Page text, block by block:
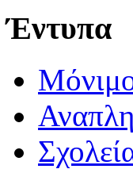
Έντυπα